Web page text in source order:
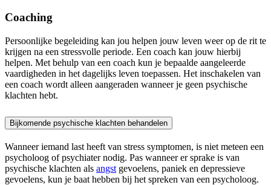
Coaching
Persoonlijke begeleiding kan jou helpen jouw leven weer op de rit te
krijgen na een stressvolle periode. Een coach kan jouw hierbij
helpen. Met behulp van een coach kun je bepaalde aangeleerde
vaardigheden in het dagelijks leven toepassen. Het inschakelen van
een coach wordt alleen aangeraden wanneer je geen psychische
klachten hebt.
Bijkomende psychische klachten behandelen
Wanneer iemand last heeft van stress symptomen, is niet meteen een
psycholoog of psychiater nodig. Pas wanneer er sprake is van
psychische klachten als angst gevoelens, paniek en depressieve
gevoelens, kun je baat hebben bij het spreken van een psycholoog.